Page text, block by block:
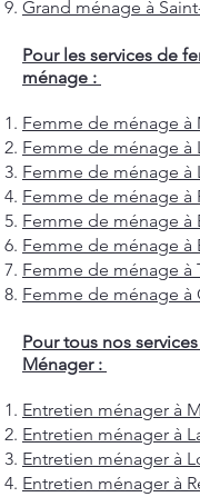
Grand ménage à
Pour les services de
ménage :
Femme de ménage à
Femme de ménage à
Femme de ménage à
Femme de ménage à
Femme de ménage à
Femme de ménage à
Femme de ménage à
Femme de ménage à
Pour tous nos
Ménager :
Entretien ménager à
Entretien ménager à
Entretien ménager à
Entretien ménager à